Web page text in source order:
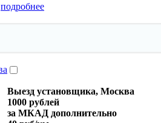
подробнее
Выезд установщика, Москва
1000 рублей
за МКАД дополнительно